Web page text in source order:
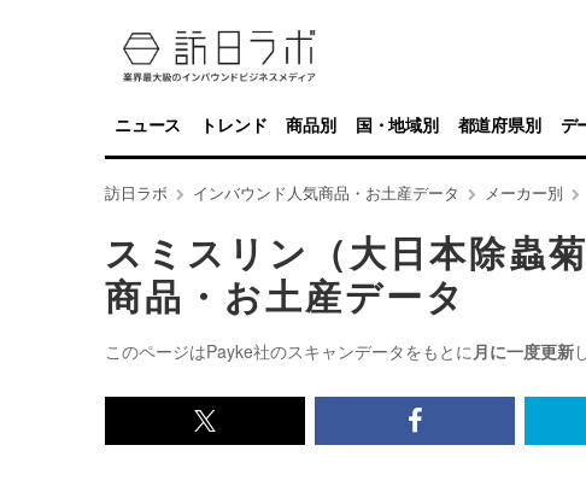
ニュース トレンド 商品別 国・地域別 都道府県別 デ
訪日ラボ インバウンド人気商品・お土産データ メーカー別
スミスリン（大日本除蟲
商品・お土産データ
このページはPayke社のスキャンデータをもとに月に一度更新
x<br>
Facebook<br>